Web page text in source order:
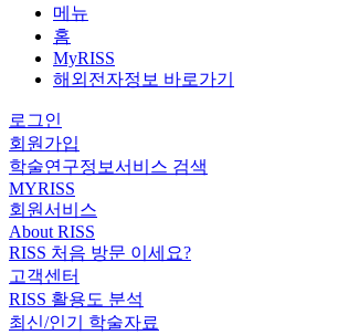
메뉴
홈
MyRISS
해외전자정보 바로가기
로그인
회원가입
학술연구정보서비스 검색
MYRISS
회원서비스
About RISS
RISS 처음 방문 이세요?
고객센터
RISS 활용도 분석
최신/인기 학술자료